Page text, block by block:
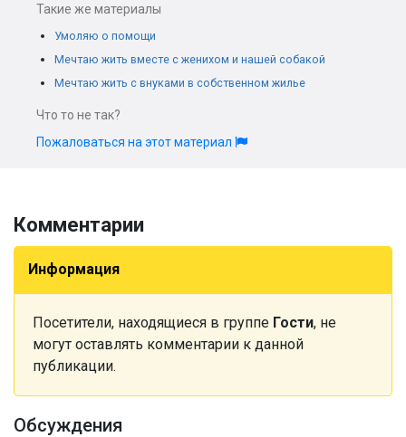
Такие же материалы
Умоляю о помощи
Мечтаю жить вместе с женихом и нашей собакой
Мечтаю жить с внуками в собственном жилье
Что то не так?
Пожаловаться на этот материал
Комментарии
Информация
Посетители, находящиеся в группе Гости, не
могут оставлять комментарии к данной
публикации.
Обсуждения